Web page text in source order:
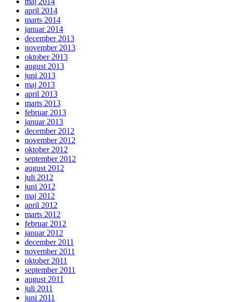
april 2014
marts 2014
januar 2014
december 2013
november 2013
oktober 2013
august 2013
juni 2013
maj 2013
april 2013
marts 2013
februar 2013
januar 2013
december 2012
november 2012
oktober 2012
september 2012
august 2012
juli 2012
juni 2012
maj 2012
april 2012
marts 2012
februar 2012
januar 2012
december 2011
november 2011
oktober 2011
september 2011
august 2011
juli 2011
juni 2011